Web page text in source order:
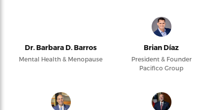
Dr. Barbara D. Barros
Mental Health & Menopause
Brian Díaz
President & Founder
Pacifico Group